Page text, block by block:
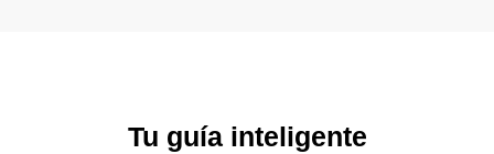
Tu guía inteligente